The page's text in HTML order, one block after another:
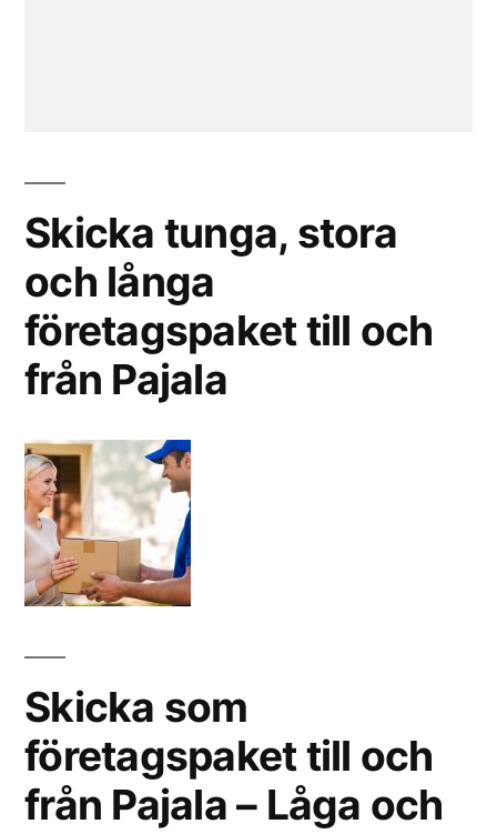
Skicka tunga, stora
och långa
företagspaket till och
från Pajala
Skicka som
företagspaket till och
från Pajala – Låga och